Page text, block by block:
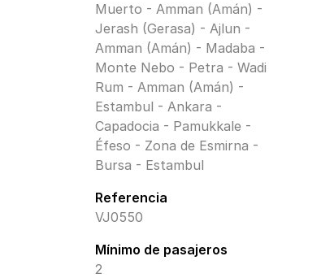
Muerto - Amman (Amán) -
Jerash (Gerasa) - Ajlun -
Amman (Amán) - Madaba -
Monte Nebo - Petra - Wadi
Rum - Amman (Amán) -
Estambul - Ankara -
Capadocia - Pamukkale -
Éfeso - Zona de Esmirna -
Bursa - Estambul
Referencia
VJ0550
Mínimo de pasajeros
2